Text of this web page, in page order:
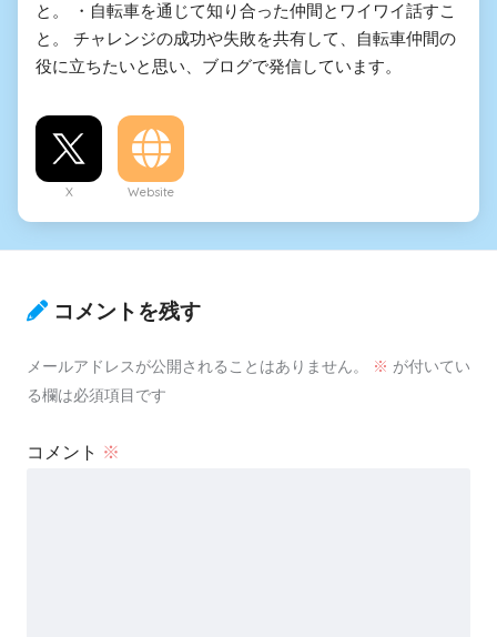
と。 ・自転車を通じて知り合った仲間とワイワイ話すこ
と。 チャレンジの成功や失敗を共有して、自転車仲間の
役に立ちたいと思い、ブログで発信しています。
X Website
コメントを残す
メールアドレスが公開されることはありません。 ※ が付いてい
る欄は必須項目です
コメント ※